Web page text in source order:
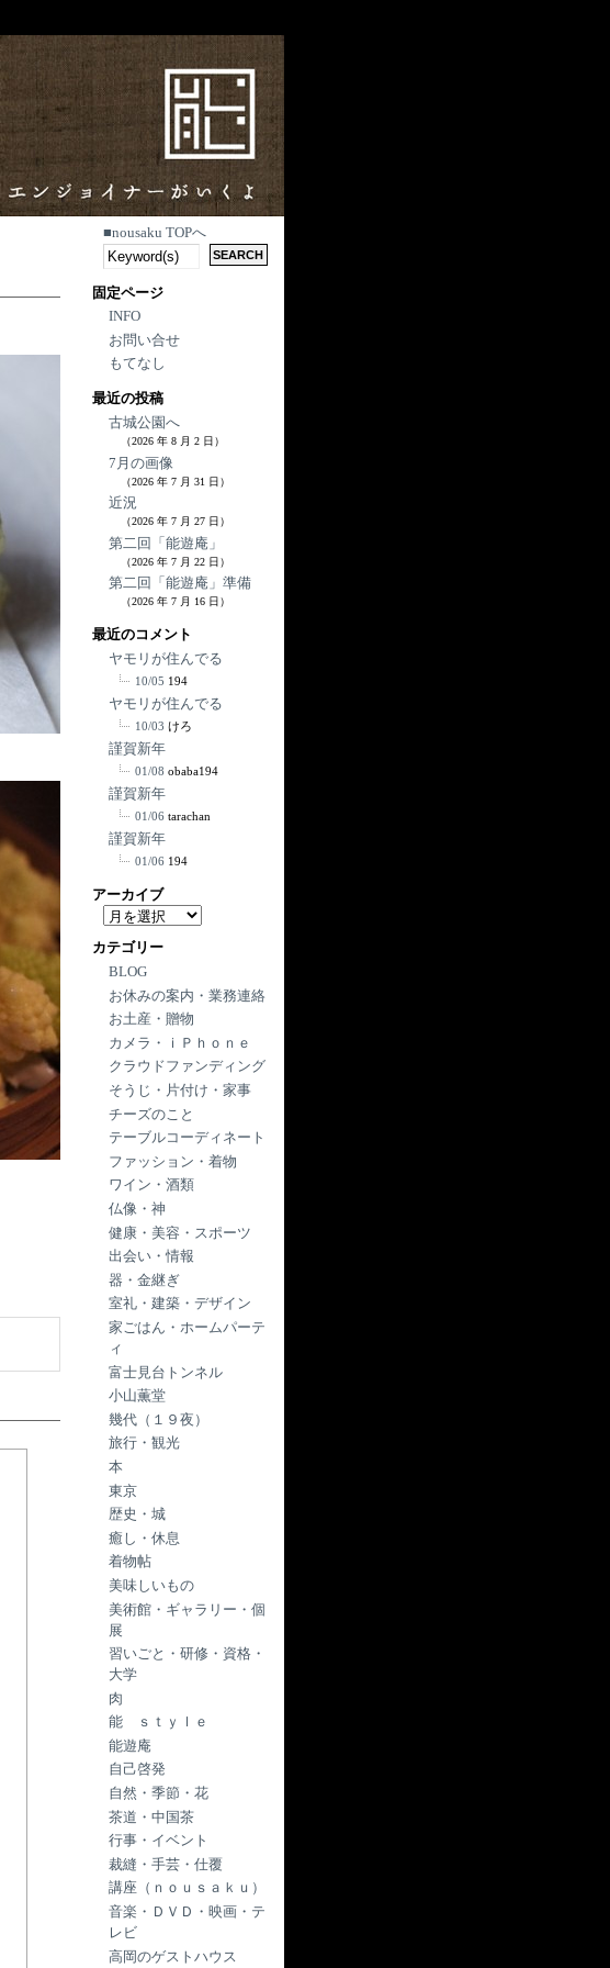
■nousaku TOPへ
固定ページ
INFO
お問い合せ
もてなし
最近の投稿
古城公園へ
（2026 年 8 月 2 日）
7月の画像
（2026 年 7 月 31 日）
近況
（2026 年 7 月 27 日）
第二回「能遊庵」
（2026 年 7 月 22 日）
第二回「能遊庵」準備
（2026 年 7 月 16 日）
最近のコメント
ヤモリが住んでる
10/05 194
ヤモリが住んでる
10/03 けろ
謹賀新年
01/08 obaba194
謹賀新年
01/06 tarachan
謹賀新年
01/06 194
アーカイブ
ア
カ
イ
ブ
カテゴリー
BLOG
お休みの案内・業務連絡
お土産・贈物
カメラ・ｉＰｈｏｎｅ
クラウドファンディング
そうじ・片付け・家事
チーズのこと
テーブルコーディネート
ファッション・着物
ワイン・酒類
仏像・神
健康・美容・スポーツ
出会い・情報
器・金継ぎ
室礼・建築・デザイン
家ごはん・ホームパーテ
ィ
富士見台トンネル
小山薫堂
幾代（１９夜）
旅行・観光
本
東京
歴史・城
癒し・休息
着物帖
美味しいもの
美術館・ギャラリー・個
展
習いごと・研修・資格・
大学
肉
能 ｓｔｙｌｅ
能遊庵
自己啓発
自然・季節・花
茶道・中国茶
行事・イベント
裁縫・手芸・仕覆
講座（ｎｏｕｓａｋｕ）
音楽・ＤＶＤ・映画・テ
レビ
高岡のゲストハウス